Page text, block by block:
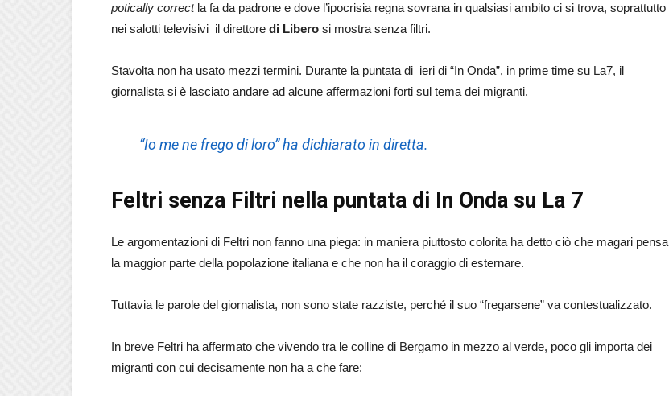
potically correctla fa da padrone e dove l’ipocrisia regna sovrana in qualsiasi ambito ci si trova, soprattutto
nei salotti televisivi il direttore di Libero si mostra senza filtri.
Stavolta non ha usato mezzi termini. Durante la puntata di ieri di “In Onda”, in prime time su La7, il
giornalista si è lasciato andare ad alcune affermazioni forti sul tema dei migranti.
“Io me ne frego di loro” ha dichiarato in diretta.
Feltri senza Filtri nella puntata di In Onda su La 7
Le argomentazioni di Feltri non fanno una piega: in maniera piuttosto colorita ha detto ciò che magari pensa
la maggior parte della popolazione italiana e che non ha il coraggio di esternare.
Tuttavia le parole del giornalista, non sono state razziste, perché il suo “fregarsene” va contestualizzato.
In breve Feltri ha affermato che vivendo tra le colline di Bergamo in mezzo al verde, poco gli importa dei
migranti con cui decisamente non ha a che fare: